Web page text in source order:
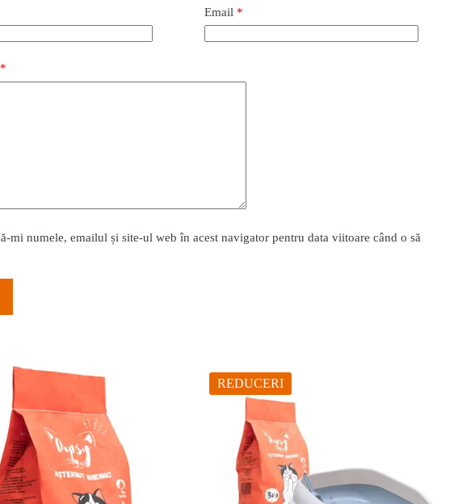
Email *
*
mi numele, emailul și site-ul web în acest navigator pentru data viitoare când o să
REDUCERI